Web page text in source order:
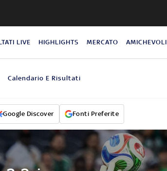
LIVE HIGHLIGHTS MERCATO AMICHEVOLI
Calendario E Risultati
Google Discover Fonti Preferite